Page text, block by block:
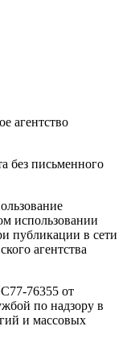
агентство
без письменного
использовании
публикации в сети
агентства
76355 от
по надзору в
и массовых